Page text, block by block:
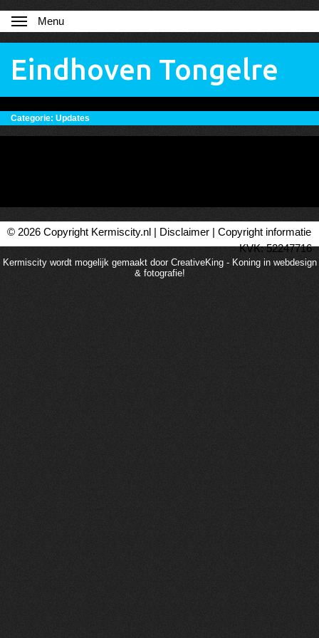
Menu
Eindhoven Tongelre
Categorie: Updates
© 2026 Copyright Kermiscity.nl | Disclaimer
Copyright informatie
KVK: 52247716
Kermiscity wordt mogelijk gemaakt door CreativeKing - Koning in webdesign
& fotografie!